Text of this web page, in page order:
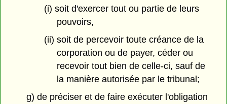
(i) soit d'exercer tout ou partie de leurs
pouvoirs,
(ii) soit de percevoir toute créance de la
corporation ou de payer, céder ou
recevoir tout bien de celle-ci, sauf de
la manière autorisée par le tribunal;
g) de préciser et de faire exécuter l'obligation